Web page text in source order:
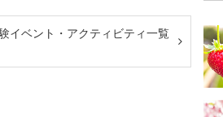
イベント・アクティビティ一覧